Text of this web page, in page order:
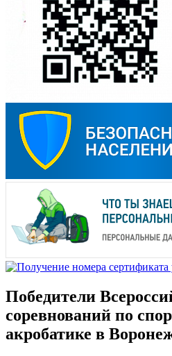
Победители
соревнований по
акробатике в